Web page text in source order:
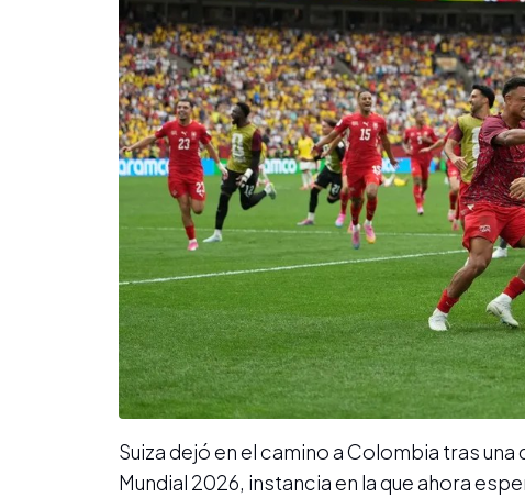
Suiza dejó en el camino a Colombia tras
Mundial 2026, instancia en la que ahora